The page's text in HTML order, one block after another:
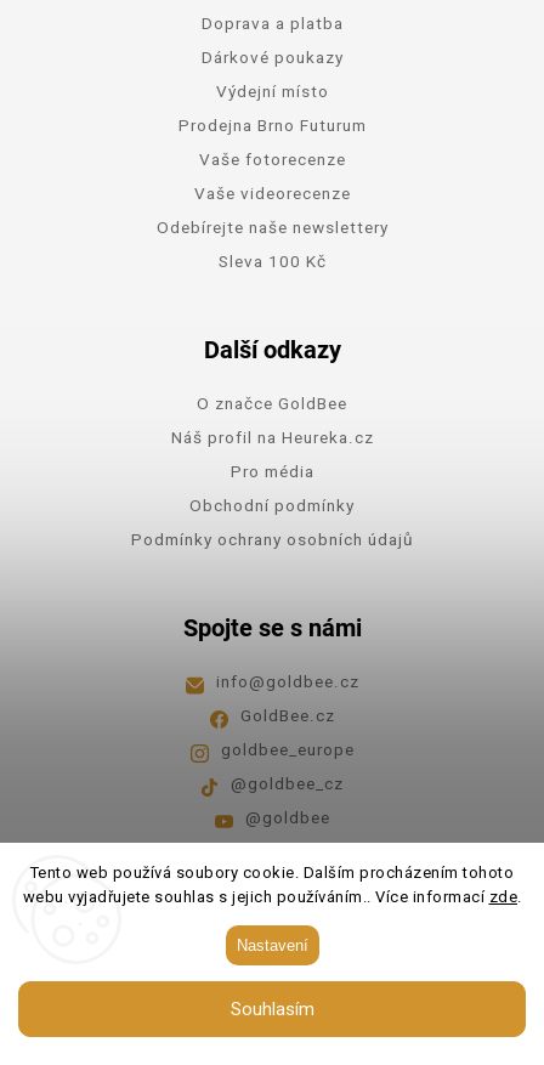
Tento web používá soubory cookie. Dalším procházením tohoto
webu vyjadřujete souhlas s jejich používáním.. Více informací zde.
Nastavení
Souhlasím
Doprava a platba
Dárkové poukazy
Výdejní místo
Prodejna Brno Futurum
Vaše fotorecenze
Vaše videorecenze
Odebírejte naše newslettery
Sleva 100 Kč
Další odkazy
O značce GoldBee
Náš profil na Heureka.cz
Pro média
Obchodní podmínky
Podmínky ochrany osobních údajů
Spojte se s námi
info@goldbee.cz
GoldBee.cz
goldbee_europe
@goldbee_cz
@goldbee
Pondělí - pátek 8:00-14:00
GoldBee. Všechna práva vyhrazena.
Upravit nastavení cookies
Shoptet| DesignShoptak.cz.